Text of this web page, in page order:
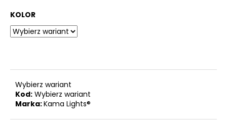
KOLOR
Wybierz wariant
Kod: Wybierz wariant
Marka:Kama Lights®